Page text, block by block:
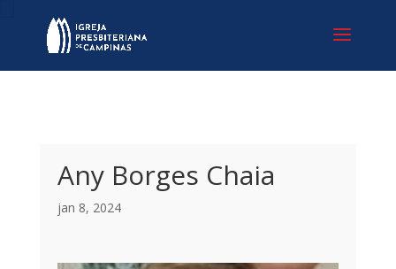
Any Borges Chaia
jan 8, 2024